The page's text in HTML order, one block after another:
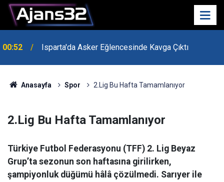
00:52 Isparta'da Asker Eğlencesinde Kavga Çıktı
Anasayfa Spor 2.Lig Bu Hafta Tamamlanıyor
2.Lig Bu Hafta Tamamlanıyor
Türkiye Futbol Federasyonu (TFF) 2. Lig Beyaz
Grup’ta sezonun son haftasına girilirken,
şampiyonluk düğümü hâlâ çözülmedi. Sarıyer ile